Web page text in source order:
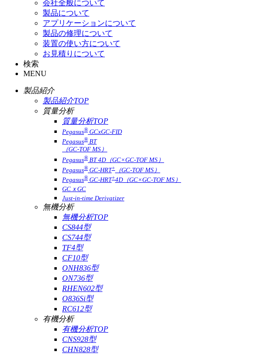
会社全般について
製品について
アプリケーションについて
製品の修理について
装置の使い方について
お見積りについて
検索
MENU
製品紹介
製品紹介TOP
質量分析
質量分析TOP
Pegasus® GCxGC-FID
Pegasus® BT
（GC-TOF MS）
Pegasus® BT 4D（GC×GC-TOF MS）
Pegasus® GC-HRT+
（GC-TOF MS）
Pegasus® GC-HRT+4D（GC×GC-TOF MS）
GCｘGC
Just-in-time Derivatizer
無機分析
無機分析TOP
CS844型
CS744型
TF4型
CF10型
ONH836型
ON736型
RHEN602型
O836Si型
RC612型
有機分析
有機分析TOP
CNS928型
CHN828型